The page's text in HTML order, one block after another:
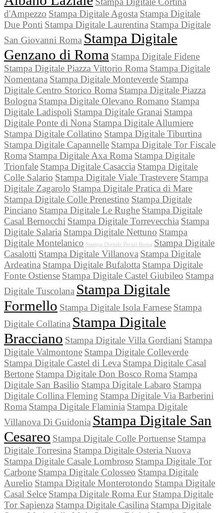
d'Ampezzo Stampa Digitale Agosta Stampa Digitale
Due Ponti Stampa Digitale Laurentina Stampa Digitale
San Giovanni Roma Stampa Digitale
Genzano di Roma Stampa Digitale Fidene
Stampa Digitale Piazza Vittorio Roma Stampa Digitale
Nomentana Stampa Digitale Monteverde Stampa
Digitale Centro Storico Roma Stampa Digitale Piazza
Bologna Stampa Digitale Olevano Romano Stampa
Digitale Ladispoli Stampa Digitale Granai Stampa
Digitale Ponte di Nona Stampa Digitale Allumiere
Stampa Digitale Collatino Stampa Digitale Tiburtina
Stampa Digitale Capannelle Stampa Digitale Tor Fiscale
Roma Stampa Digitale Axa Roma Stampa Digitale
Trionfale Stampa Digitale Casaccia Stampa Digitale
Colle Salario Stampa Digitale Viale Trastevere Stampa
Digitale Zagarolo Stampa Digitale Pratica di Mare
Stampa Digitale Colle Prenestino Stampa Digitale
Pinciano Stampa Digitale Le Rughe Stampa Digitale
Casal Bernocchi Stampa Digitale Torrevecchia Stampa
Digitale Salaria Stampa Digitale Nettuno Stampa
Digitale Montelanico Stampa Digitale Prezzi Roma Stampa Digitale
Casalotti Stampa Digitale Villanova Stampa Digitale
Ardeatina Stampa Digitale Bufalotta Stampa Digitale
Fonte Ostiense Stampa Digitale Castel Giubileo Stampa
Digitale Tuscolana Stampa Digitale
Formello Stampa Digitale Isola Farnese Stampa
Digitale Collatina Stampa Digitale
Bracciano Stampa Digitale Villa Gordiani Stampa
Digitale Valmontone Stampa Digitale Colleverde
Stampa Digitale Castel di Leva Stampa Digitale Casal
Bertone Stampa Digitale Don Bosco Roma Stampa
Digitale San Basilio Stampa Digitale Labaro Stampa
Digitale Collina Fleming Stampa Digitale Via Barberini
Roma Stampa Digitale Flaminia Stampa Digitale
Villanova Di Guidonia Stampa Digitale San
Cesareo Stampa Digitale Colle Portuense Stampa
Digitale Torresina Stampa Digitale Osteria Nuova
Stampa Digitale Casale Lombroso Stampa Digitale Tor
Carbone Stampa Digitale Colosseo Stampa Digitale
Aurelio Stampa Digitale Monterotondo Stampa Digitale
Casal Selce Stampa Digitale Roma Eur Stampa Digitale
Tor Sapienza Stampa Digitale Casilina Stampa Digitale